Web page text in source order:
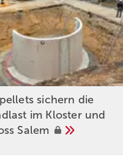
sichern die
im Kloster und
Salem